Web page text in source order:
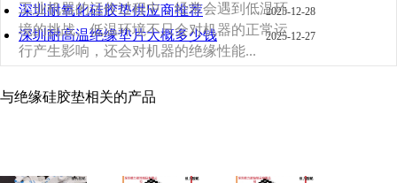
工业机器的运作过程中，经常会遇到低温环
境的挑战。低温环境不只会对机器的正常运
行产生影响，还会对机器的绝缘性能...
深圳耐氧化硅胶垫供应商推荐 2025-12-28
深圳耐高温绝缘垫片大概多少钱 2025-12-27
与绝缘硅胶垫相关的产品